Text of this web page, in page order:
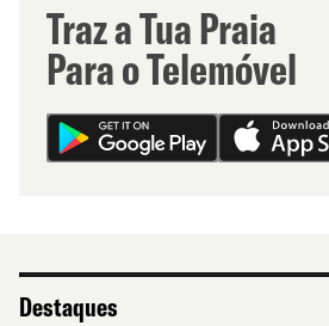
Traz a Tua Praia
Para o Telemóvel
Destaques